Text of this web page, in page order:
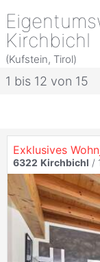
Kirchbichl
(Kufstein, Tirol)
1 bis 12 von 15
Exklusives
6322 Kirchbichl /